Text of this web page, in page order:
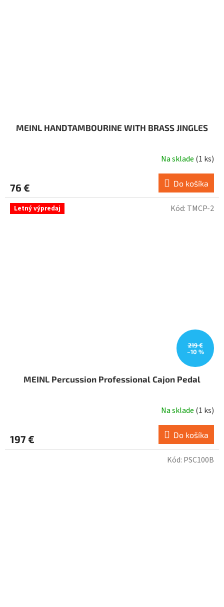
MEINL HANDTAMBOURINE WITH BRASS JINGLES
Na sklade (1 ks)
76 € Do košíka
Letný výpredaj
219 €
–10 %
MEINL Percussion Professional Cajon Pedal
Na sklade (1 ks)
197 € Do košíka
Kód: TMCP-2
Kód: PSC100B